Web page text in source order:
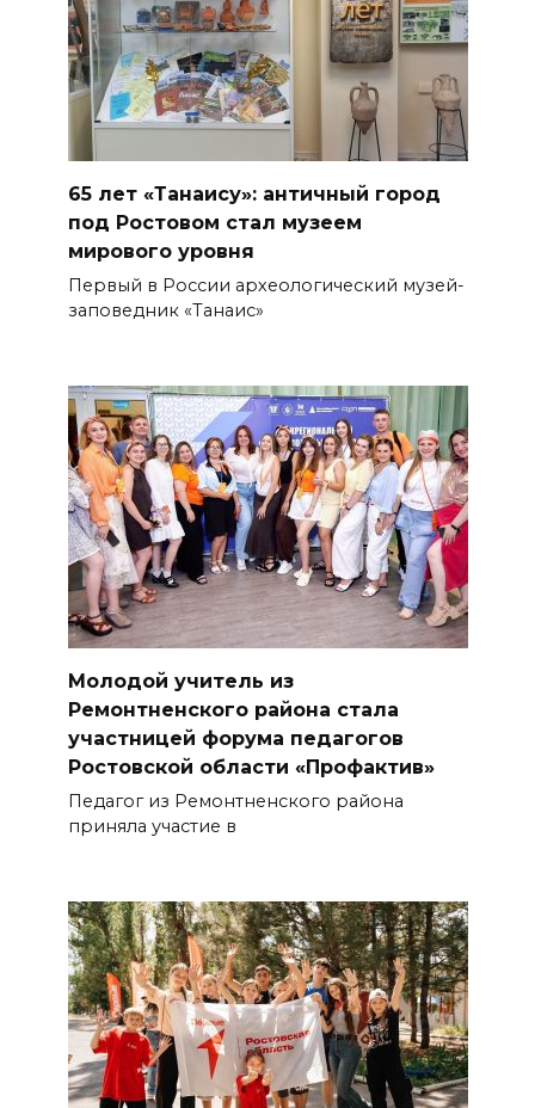
65 лет «Танаису»: античный город
под Ростовом стал музеем
мирового уровня
Первый в России археологический музей-
заповедник «Танаис»
Молодой учитель из
Ремонтненского района стала
участницей форума педагогов
Ростовской области «Профактив»
Педагог из Ремонтненского района
приняла участие в